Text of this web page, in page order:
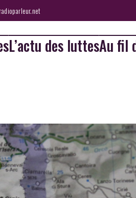
L’actu des luttesAu fil